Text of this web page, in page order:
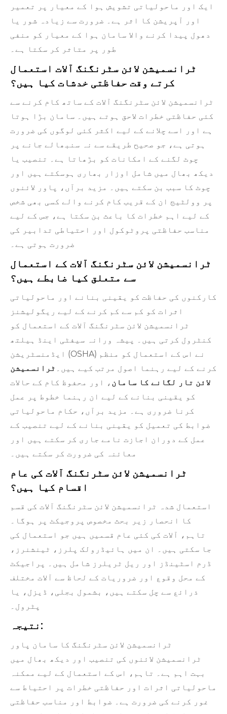
ایک اور ماحولیاتی تشویش ہوا کے معیار پر تعمیر
اور آپریشن کا اثر ہے۔ ضرورت سے زیادہ شور یا
دھول پیدا کرنے والا سامان ہوا کے معیار کو منفی
طور پر متاثر کر سکتا ہے۔
ٹرانسمیشن لائن سٹرنگنگ آلات استعمال
کرتے وقت حفاظتی خدشات کیا ہیں؟
ٹرانسمیشن لائن سٹرنگنگ آلات کے ساتھ کام کرنے سے
کئی حفاظتی خطرات لاحق ہوتے ہیں۔ سامان بڑا ہوتا
ہے اور اسے چلانے کے لیے اکثر کئی لوگوں کی ضرورت
ہوتی ہے، جو صحیح طریقے سے نہ سنبھالے جانے پر
چوٹ لگنے کے امکانات کو بڑھاتا ہے۔ تنصیب یا
دیکھ بھال میں شامل اوزار بھاری ہوسکتے ہیں اور
چوٹ کا سبب بن سکتے ہیں۔ مزید برآں، پاور لائنوں
پر وولٹیج ان کے قریب کام کرنے والے کسی بھی شخص
کے لیے اہم خطرات کا باعث بن سکتا ہے، جس کے لیے
مناسب حفاظتی پروٹوکول اور احتیاطی تدابیر کی
ضرورت ہوتی ہے۔
ٹرانسمیشن لائن سٹرنگنگ آلات کے استعمال
سے متعلق کیا ضابطے ہیں؟
کارکنوں کی حفاظت کو یقینی بنانے اور ماحولیاتی
اثرات کو کم سے کم کرنے کے لیے ریگولیشنز
ٹرانسمیشن لائن سٹرنگنگ آلات کے استعمال کو
کنٹرول کرتی ہیں۔ پیشہ ورانہ سیفٹی اینڈ ہیلتھ
ایڈمنسٹریشن (OSHA) نے اس کے استعمال کو منظم
کرنے کے لیے رہنما اصول مرتب کیے ہیں۔ ٹرانسمیشن
لائن تار لگانے کا سامان ، اور محفوظ کام کے حالات
کو یقینی بنانے کے لیے ان رہنما خطوط پر عمل
کرنا ضروری ہے۔ مزید برآں، حکام ماحولیاتی
ضوابط کی تعمیل کو یقینی بنانے کے لیے تنصیب کے
عمل کے دوران اجازت نامے جاری کر سکتے ہیں اور
معائنہ کی ضرورت کر سکتے ہیں۔
ٹرانسمیشن لائن سٹرنگنگ آلات کی عام
اقسام کیا ہیں؟
استعمال شدہ ٹرانسمیشن لائن سٹرنگنگ آلات کی قسم
کا انحصار زیر بحث مخصوص پروجیکٹ پر ہوگا۔
تاہم، آلات کی کئی عام قسمیں ہیں جو استعمال کی
جا سکتی ہیں۔ ان میں ہائیڈرولک پلرز، ٹینشنرز،
ڈرم اسٹینڈز اور ریل ٹریلرز شامل ہیں۔ پراجیکٹ
کے محل وقوع اور ضروریات کے لحاظ سے آلات مختلف
ذرائع سے چل سکتے ہیں، بشمول بجلی، ڈیزل، یا
پٹرول۔
نتیجہ:
ٹرانسمیشن لائن سٹرنگنگ کا سامان پاور
ٹرانسمیشن لائنوں کی تنصیب اور دیکھ بھال میں
بہت اہم ہے۔ تاہم، اس کے استعمال کے لیے ممکنہ
ماحولیاتی اثرات اور حفاظتی خطرات پر احتیاط سے
غور کرنے کی ضرورت ہے۔ ضوابط اور مناسب حفاظتی